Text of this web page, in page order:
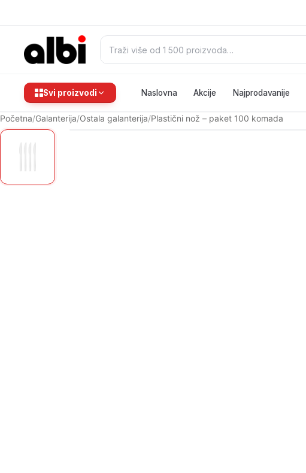
Pretraži:
Svi proizvodi Naslovna Akcije Najprodavanije
Početna/Galanterija/Ostala galanterija/Plastični nož – paket 100 komada